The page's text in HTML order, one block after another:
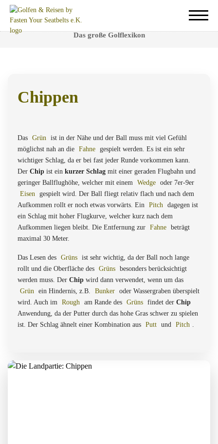
Chippen
Das große Golflexikon
Chippen
Das Grün ist in der Nähe und der Ball muss mit viel Gefühl
möglichst nah an die Fahne gespielt werden. Es ist ein sehr
wichtiger Schlag, da er bei fast jeder Runde vorkommen kann.
Der Chip ist ein kurzer Schlag mit einer geraden Flugbahn und
geringer Ballflughöhe, welcher mit einem Wedge oder 7er-9er
Eisen gespielt wird. Der Ball fliegt relativ flach und nach dem
Aufkommen rollt er noch etwas vorwärts. Ein Pitch dagegen ist
ein Schlag mit hoher Flugkurve, welcher kurz nach dem
Aufkommen liegen bleibt. Die Entfernung zur Fahne beträgt
maximal 30 Meter.
Das Lesen des Grüns ist sehr wichtig, da der Ball noch lange
rollt und die Oberfläche des Grüns besonders berücksichtigt
werden muss. Der Chip wird dann verwendet, wenn um das
Grün ein Hindernis, z.B. Bunker oder Wassergraben überspielt
wird. Auch im Rough am Rande des Grüns findet der Chip
Anwendung, da der Putter durch das hohe Gras schwer zu spielen
ist. Der Schlag ähnelt einer Kombination aus Putt und Pitch .